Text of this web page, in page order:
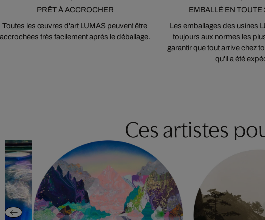
PRÊT À ACCROCHER
Toutes les œuvres d'art LUMAS peuvent être
accrochées très facilement après le déballage.
EMBALLÉ EN TOUTE
Les emballages des usines
toujours aux normes les
garantir que tout arrive chez
qu'il a été
Ces artistes